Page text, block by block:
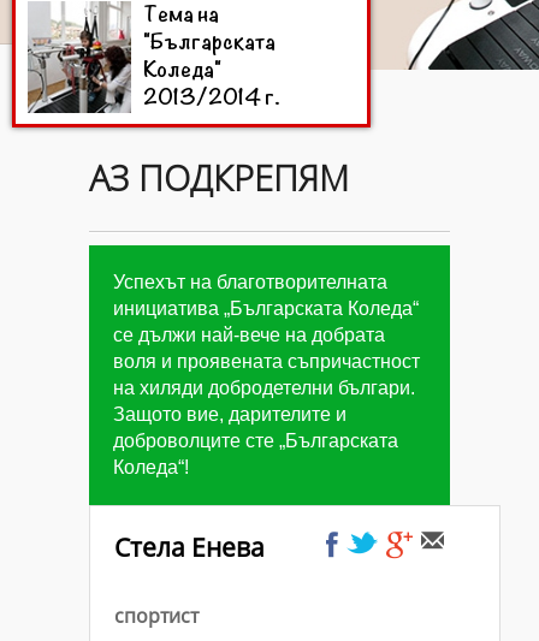
Тема на
"Българската
Коледа"
2013/2014 г.
Цели на
Коледа"
Дарители на
"Българската
Коледа"2013/2014
г.
АЗ ПОДКРЕПЯМ
Успехът на благотворителната
инициатива „Българската Коледа“
се дължи най-вече на добрата
воля и проявената съпричастност
на хиляди добродетелни българи.
Защото вие, дарителите и
доброволците сте „Българската
Коледа“!
Стела Енева
спортист